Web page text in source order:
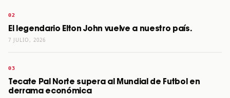
El legendario Elton John vuelve a nuestro país.
7 JULIO, 2026
Tecate Pal Norte supera al Mundial de Futbol en
derrama económica